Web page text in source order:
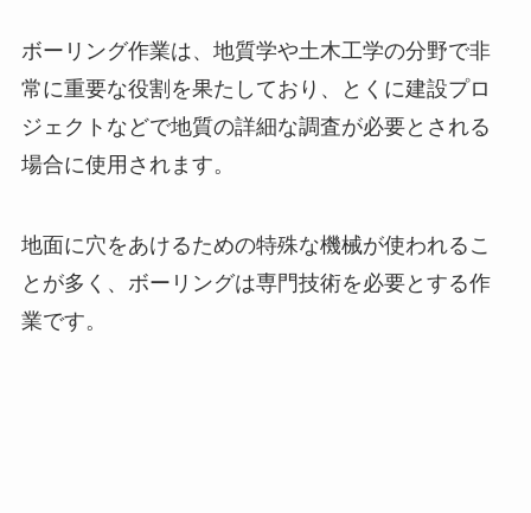
ボーリング作業は、地質学や土木工学の分野で非
常に重要な役割を果たしており、とくに建設プロ
ジェクトなどで地質の詳細な調査が必要とされる
場合に使用されます。
地面に穴をあけるための特殊な機械が使われるこ
とが多く、ボーリングは専門技術を必要とする作
業です。